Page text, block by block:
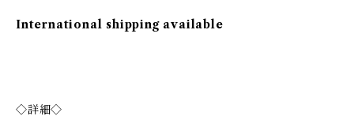
International shipping available
◇詳細◇